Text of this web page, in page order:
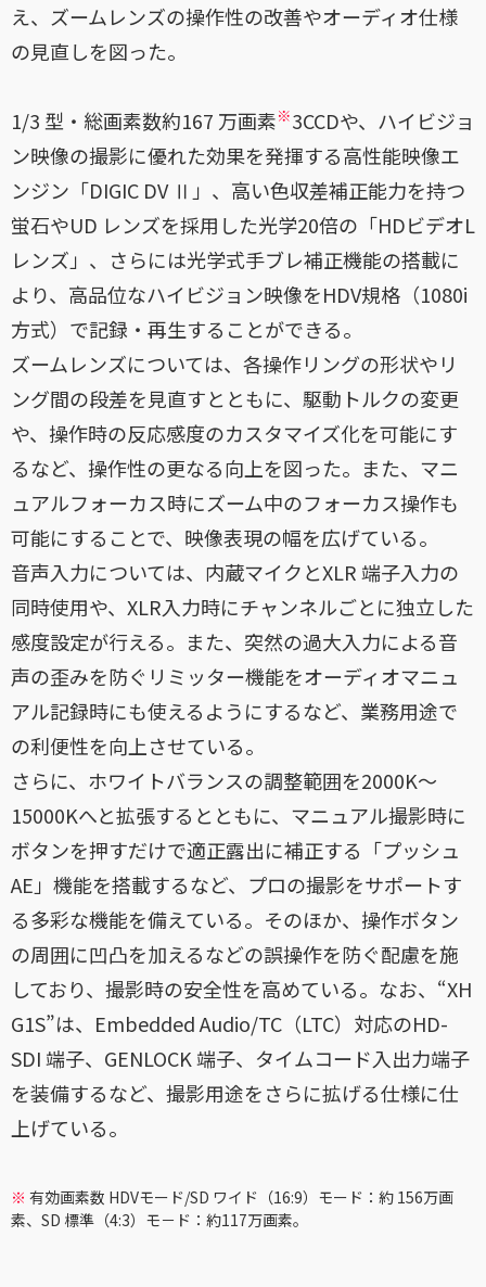
え、ズームレンズの操作性の改善やオーディオ仕様
の見直しを図った。
1/3 型・総画素数約167 万画素※3CCDや、ハイビジョ
ン映像の撮影に優れた効果を発揮する高性能映像エ
ンジン「DIGIC DV Ⅱ」、高い色収差補正能力を持つ
蛍石やUD レンズを採用した光学20倍の「HDビデオL
レンズ」、さらには光学式手ブレ補正機能の搭載に
より、高品位なハイビジョン映像をHDV規格（1080i
方式）で記録・再生することができる。
ズームレンズについては、各操作リングの形状やリ
ング間の段差を見直すとともに、駆動トルクの変更
や、操作時の反応感度のカスタマイズ化を可能にす
るなど、操作性の更なる向上を図った。また、マニ
ュアルフォーカス時にズーム中のフォーカス操作も
可能にすることで、映像表現の幅を広げている。
音声入力については、内蔵マイクとXLR 端子入力の
同時使用や、XLR入力時にチャンネルごとに独立した
感度設定が行える。また、突然の過大入力による音
声の歪みを防ぐリミッター機能をオーディオマニュ
アル記録時にも使えるようにするなど、業務用途で
の利便性を向上させている。
さらに、ホワイトバランスの調整範囲を2000K～
15000Kへと拡張するとともに、マニュアル撮影時に
ボタンを押すだけで適正露出に補正する「プッシュ
AE」機能を搭載するなど、プロの撮影をサポートす
る多彩な機能を備えている。そのほか、操作ボタン
の周囲に凹凸を加えるなどの誤操作を防ぐ配慮を施
しており、撮影時の安全性を高めている。なお、“XH
G1S”は、Embedded Audio/TC（LTC）対応のHD-
SDI 端子、GENLOCK 端子、タイムコード入出力端子
を装備するなど、撮影用途をさらに拡げる仕様に仕
上げている。
※ 有効画素数 HDVモード/SD ワイド（16:9）モード：約 156万画
素、SD 標準（4:3）モ－ド：約117万画素。